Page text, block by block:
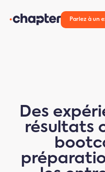
Parlez à un
Des
résultats